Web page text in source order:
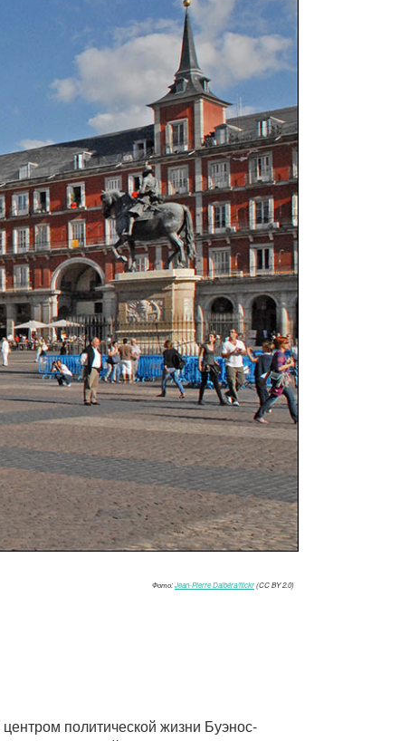
Фото:Jean-Pierre Dalbéra/flickr(CC BY 2.0)
политической жизни Буэнос-